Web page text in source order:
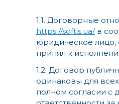
1.1. Договорные
https://softis.ua/в
юридическое лицо,
принял к
1.2. Договор
одинаковы для
полном согласии с